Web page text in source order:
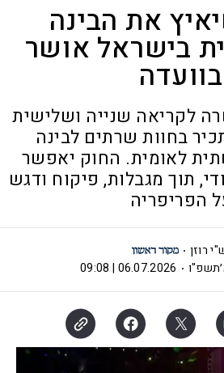
את הבינה
בישראל אושר
בוועדה
לקריאה שנייה ושלישית
בחוות שרתים לבינה
לאומית. החוק יאפשר
תוך מגבלות, פיקוח ודגש
הפריפריה
רוזן
06.07.2026 | 09:08